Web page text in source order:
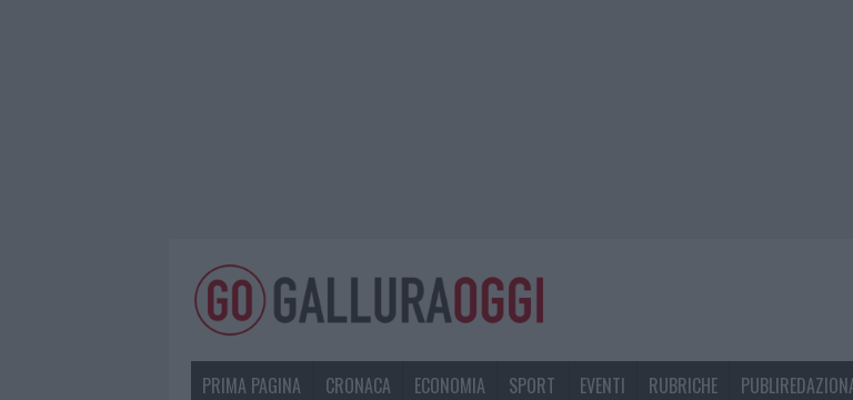
PRIMA PAGINA CRONACA ECONOMIA SPORT EVENTI RUBRICHE